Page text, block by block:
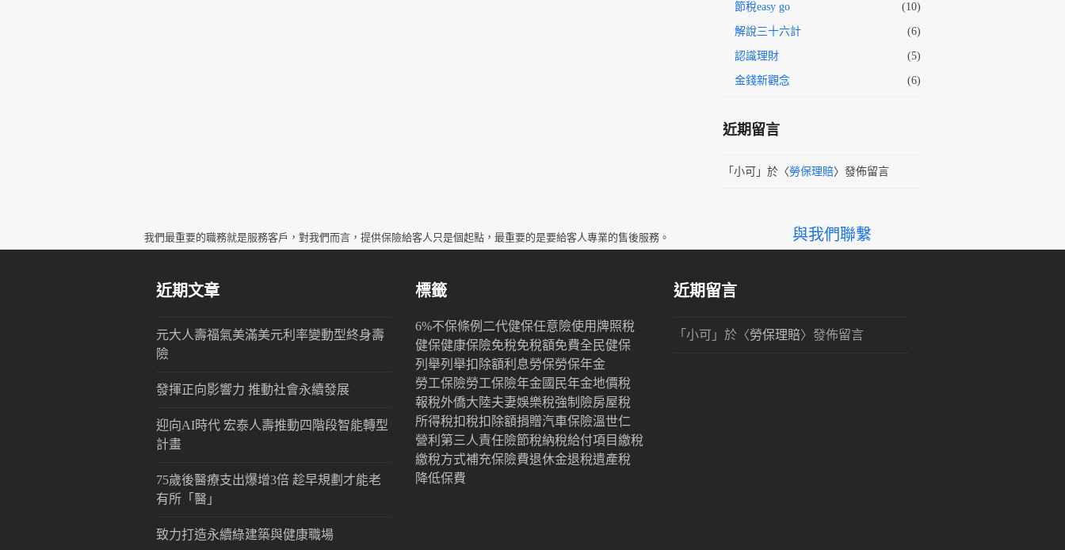
節稅easy go (10)
解說三十六計 (6)
認識理財 (5)
金錢新觀念 (6)
近期留言
「 小可 」於〈勞保理賠〉發佈留言
我們最重要的職務就是服務客戶，對我們而言，提供保險給客人只是個起點，最重要的是要給客人專業的售後服務。 與我們聯繫
近期文章
元大人壽福氣美滿美元利率變動型終身壽
險
發揮正向影響力 推動社會永續發展
迎向AI時代 宏泰人壽推動四階段智能轉型
計畫
75歲後醫療支出爆增3倍 趁早規劃才能老
有所「醫」
致力打造永續綠建築與健康職場
標籤
6%不保條例 二代健保任意險使用牌照稅
健保健康保險免稅免稅額免費全民健保
列舉列舉扣除額利息勞保勞保年金
勞工保險勞工保險年金國民年金地價稅
報稅外僑大陸夫妻娛樂稅強制險房屋稅
所得稅扣稅扣除額捐贈汽車保險溫世仁
營利 第三人責任險節稅納稅給付項目 繳稅
繳稅方式補充保險費退休金退稅遺產稅
降低保費
近期留言
「小可 」於〈勞保理賠〉發佈留言